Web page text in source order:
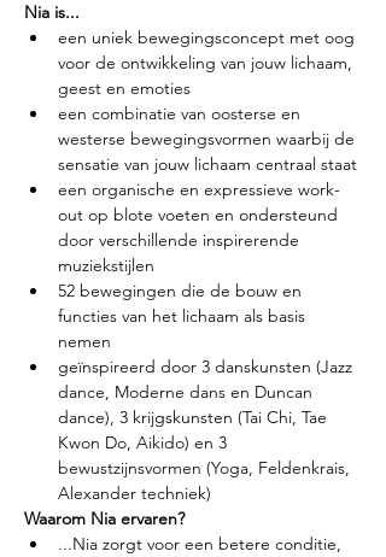
Nia is...
een uniek bewegingsconcept met oog
voor de ontwikkeling van jouw lichaam,
geest en emoties
een combinatie van oosterse en
westerse bewegingsvormen waarbij de
sensatie van jouw lichaam centraal staat
een organische en expressieve work-
out op blote voeten en ondersteund
door verschillende inspirerende
muziekstijlen
52 bewegingen die de bouw en
functies van het lichaam als basis
nemen
geïnspireerd door 3 danskunsten (Jazz
dance, Moderne dans en Duncan
dance), 3 krijgskunsten (Tai Chi, Tae
Kwon Do, Aikido) en 3
bewustzijnsvormen (Yoga, Feldenkrais,
Alexander techniek)
Waarom Nia ervaren?
...Nia zorgt voor een betere conditie,